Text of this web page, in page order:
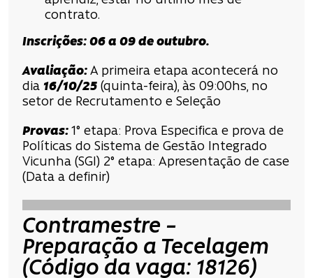
contrato.
Inscrições: 06 a 09 de outubro.
Avaliação: A primeira etapa acontecerá no
dia 16/10/25 (quinta-feira), às 09:00hs, no
setor de Recrutamento e Seleção
Provas: 1° etapa: Prova Especifica e prova de
Políticas do Sistema de Gestão Integrado
Vicunha (SGI) 2° etapa: Apresentação de case
(Data a definir)
Contramestre –
Preparação a Tecelagem
(Código da vaga: 18126)